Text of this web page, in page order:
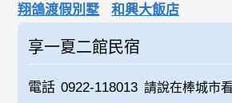
翔鴿渡假別墅
和興大飯店
享一夏二館民宿
電話 0922-118013 請說在棒城市